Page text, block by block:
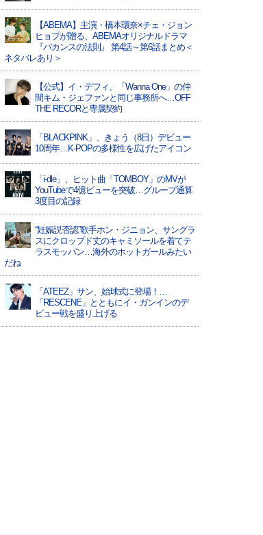
【ABEMA】主演・橋本環奈×チェ・ジョン
ヒョプが贈る、ABEMAオリジナルドラマ
『バカンスの法則』 第4話～第6話まとめ＜
ネタバレあり＞
【公式】イ・デフィ、「Wanna One」の仲
間キム・ジェファンと同じ事務所へ…OFF
THE RECORと専属契約
「BLACKPINK」、きょう（8日）デビュー
10周年…K-POPの多様性を広げたアイコン
「i-dle」、ヒット曲「TOMBOY」のMVが
YouTubeで4億ビューを突破…グループ通算
3度目の記録
“妊娠説否認”歌手ホン・ジニョン、サングラ
スにクロップド丈のキャミソールを着てテ
ラスモッパン…海外のホットガールみたい
だね
「ATEEZ」サン、始球式に登場！…
「RESCENE」とともにイ・ガンインのデ
ビュー戦を盛り上げる